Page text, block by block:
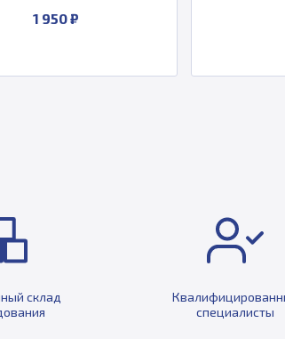
склад
специалисты